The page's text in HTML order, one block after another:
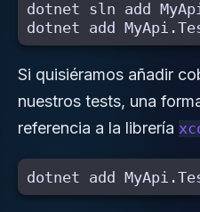
dotnet sln add
Si quisiéramos añadir
nuestros tests, una
referencia a la librería